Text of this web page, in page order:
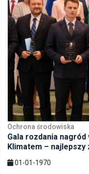
Ochrona środowiska
Gala rozdania
Klimatem –
01-01-1970